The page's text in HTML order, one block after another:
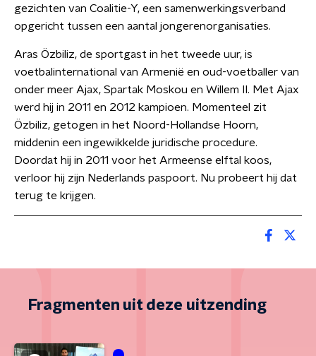
gezichten van Coalitie-Y, een samenwerkingsverband
opgericht tussen een aantal jongerenorganisaties.
Aras Özbiliz, de sportgast in het tweede uur, is
voetbalinternational van Armenië en oud-voetballer van
onder meer Ajax, Spartak Moskou en Willem II. Met Ajax
werd hij in 2011 en 2012 kampioen. Momenteel zit
Özbiliz, getogen in het Noord-Hollandse Hoorn,
middenin een ingewikkelde juridische procedure.
Doordat hij in 2011 voor het Armeense elftal koos,
verloor hij zijn Nederlands paspoort. Nu probeert hij dat
terug te krijgen.
Fragmenten uit deze uitzending